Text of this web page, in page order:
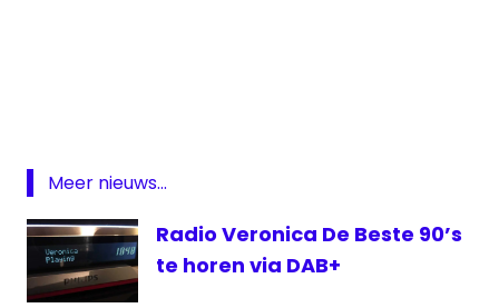
Nostalgie
Meer nieuws...
Radio Veronica De Beste 90’s
te horen via DAB+